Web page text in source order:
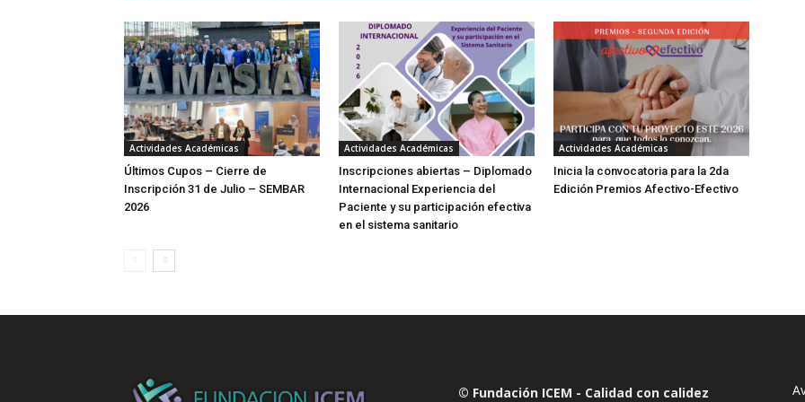
Actividades Académicas
Últimos Cupos – Cierre de
Inscripción 31 de Julio – SEMBAR
2026
Actividades Académicas
Inscripciones abiertas – Diplomado
Internacional Experiencia del
Paciente y su participación efectiva
en el sistema sanitario
Actividades Académicas
Inicia la convocatoria para la 2da
Edición Premios Afectivo-Efectivo
© Fundación ICEM - Calidad con calidez